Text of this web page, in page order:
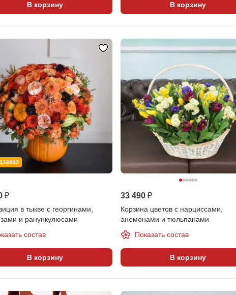
В корзину В корзину
₽
в тыкве с георгинами,
и ранункулюсами
состав
В корзину
33 490 ₽
Корзина цветов с нарциссами,
анемонами и тюльпанами
Показать состав
В корзину